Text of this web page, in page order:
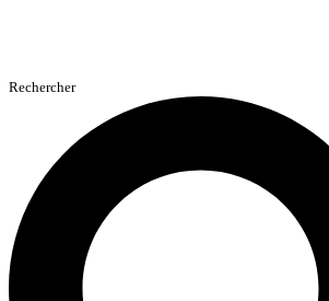
Rechercher